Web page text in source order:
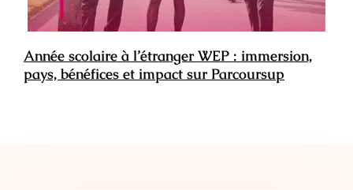
Année scolaire à l’étranger WEP : immersion,
pays, bénéfices et impact sur Parcoursup